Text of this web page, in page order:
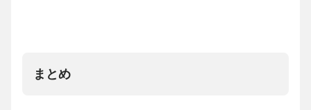
まとめ